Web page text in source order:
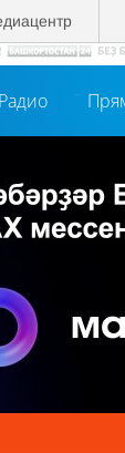
Радио